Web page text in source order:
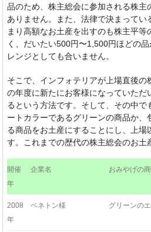
品のため、株主総会に参加される株主
ありません。また、法律で決まってい
まり高額なお土産を出すのも株主平
く、だいたい500円〜1,500円ほどの
レンジとしても合いません。
そこで、インフォテリアが上場直後の
の年度に新たにお客様になっていただ
るという方法です。そして、その中で
ートカラーであるグリーンの商品か
る商品をお土産にすることにし、上場
す。これまでの歴代の株主総会のお土
開催
年
企業名 おみやげの
2008
年
ベネトン様 グリーンの